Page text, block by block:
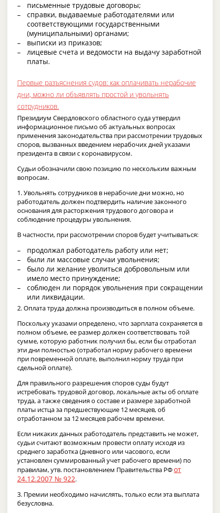
письменные трудовые договоры;
справки, выдаваемые работодателями или
соответствующими государственными
(муниципальными) органами;
выписки из приказов;
лицевые счета и ведомости на выдачу заработной
платы.
Первые разъяснения судов: как оплачивать нерабочие
дни, можно ли объявлять простой и увольнять
сотрудников.
Президиум Свердловского областного суда утвердил
информационное письмо об актуальных вопросах
применения законодательства при рассмотрении трудовых
споров, вызванных введением нерабочих дней указами
президента в связи с коронавирусом.
Судьи обозначили свою позицию по нескольким важным
вопросам.
1. Увольнять сотрудников в нерабочие дни можно, но
работодатель должен подтвердить наличие законного
основания для расторжения трудового договора и
соблюдение процедуры увольнения.
В частности, при рассмотрении споров будет учитываться:
продолжал работодатель работу или нет;
были ли массовые случаи увольнения;
было ли желание уволиться добровольным или
имело место принуждение;
соблюден ли порядок увольнения при сокращении
или ликвидации.
2. Оплата труда должна производиться в полном объеме.
Поскольку указами определено, что зарплата сохраняется в
полном объеме, ее размер должен соответствовать той
сумме, которую работник получил бы, если бы отработал
эти дни полностью (отработал норму рабочего времени
при повременной оплате, выполнил норму труда при
сдельной оплате).
Для правильного разрешения споров суды будут
истребовать трудовой договор, локальные акты об оплате
труда, а также сведения о составе и размере заработной
платы истца за предшествующие 12 месяцев, об
отработанном за 12 месяцев рабочем времени.
Если никаких данных работодатель представить не может,
судьи считают возможным провести оплату исходя из
среднего заработка (дневного или часового, если
установлен суммированный учет рабочего времени) по
правилам, утв. постановлением Правительства РФот
24.12.2007 № 922.
3. Премии необходимо начислять, только если эта выплата
безусловна.